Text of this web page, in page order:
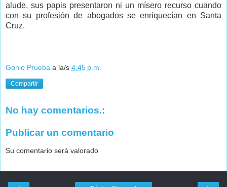
alude, sus papis presentaron ni un mísero recurso cuando
con su profesión de abogados se enriquecían en Santa
Cruz.
Gonio Prueba a la/s 4:45 p.m.
Compartir
No hay comentarios.:
Publicar un comentario
Su comentario será valorado